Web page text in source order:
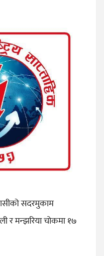
सदरमुकाम
र मन्झरिया चोकमा १७